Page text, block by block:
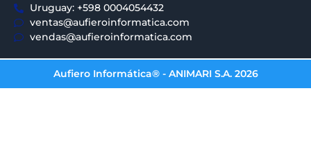
Uruguay: +598 0004054432
ventas@aufieroinformatica.com
vendas@aufieroinformatica.com
Aufiero Informática® - ANIMARI S.A. 2026